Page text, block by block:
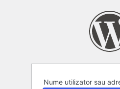
Nume utilizator sau